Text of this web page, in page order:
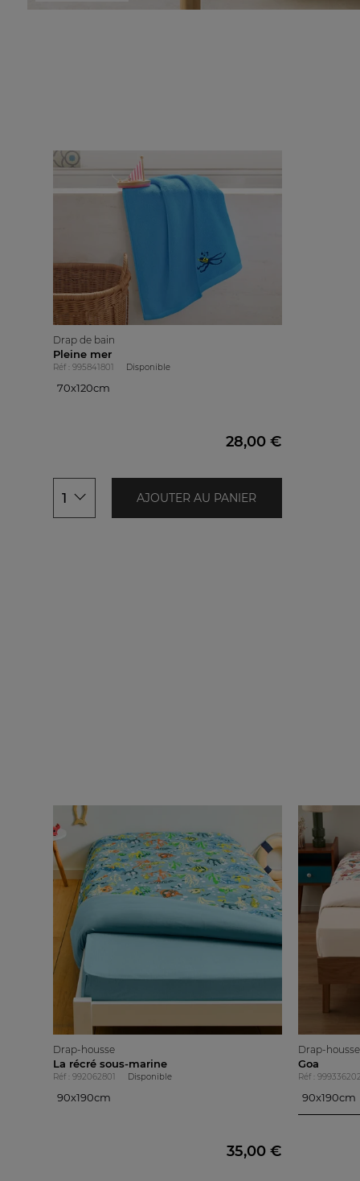
Drap de bain
Pleine mer
Réf : 995841801 Disponible
70x120cm
28,00 €
1 AJOUTER AU PANIER
Drap-housse
La récré sous-marine
Réf : 992062801 Disponible
90x190cm
35,00 €
Drap-housse
Goa
Réf : 999336202
90x190cm